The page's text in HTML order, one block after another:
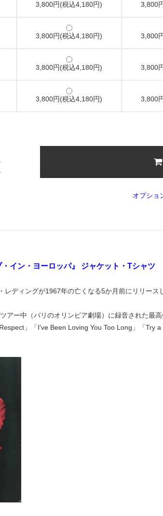
3,800円(税込4,180円) 3,800
3,800円(税込4,180円) 3,800
3,800円(税込4,180円) 3,800
3,800円(税込4,180円) 3,800
オプショ
イン・ヨーロッパ』 ジャケット・Tシャツ
レディングが1967年の亡くなる5か月前にリリー
アー中（パリのオリンピア劇場）に録音された最
」「I've Been Loving You Too Long」「Try a